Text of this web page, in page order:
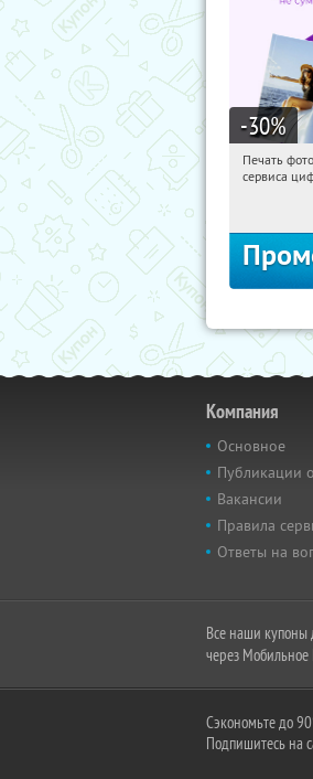
-30%
04:46:46
Печать
сервиса
Компания
Основное
Публикации
Вакансии
Правила
Ответы на
Все наши купоны
через
Сэкономьте до
Подпишитесь на